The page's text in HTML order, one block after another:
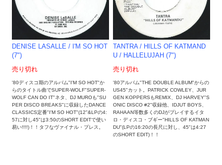
DENISE LASALLE / I'M SO HOT
(7")
売り切れ
'80ディスコ期のアルバム"I'M SO HOT"か
らのタイトル曲でSUPER-WOLF"SUPER-
WOLF CAN DO IT"ネタ、DJ MUROも"SU
PER DISCO BREAKS"に収録したDANCE
CLASSICS定番"I'M SO HOT"(12"&LPの4:
57に対し45"は3:50のSHORT EDITで使い
易い!!!!)！！タフなヴァイナル・プレス。
TANTRA / HILLS OF KATMAND
U / HALLELUJAH (7")
売り切れ
'80アルバム"THE DOUBLE ALBUM"からの
US45"カット。PATRICK COWLEY、JUR
GEN KOPPERSもREMIX、DJ HARVEY"S
ONIC DISCO #2"収録他、IDJUT BOYS、
RAHAAN等数多くのDJがプレイするイタ
ロ・ディスコ・ブギー"HILLS OF KATMAN
DU"(LPの16:20の長尺に対し、45"は4:27
のSHORT EDIT)！！